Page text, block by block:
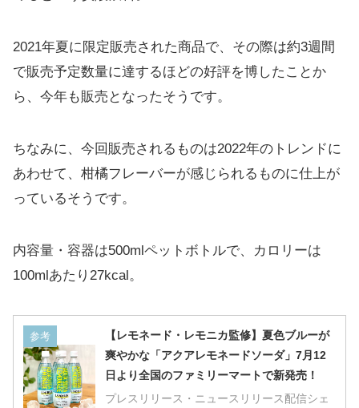
2021年夏に限定販売された商品で、その際は約3週間
で販売予定数量に達するほどの好評を博したことか
ら、今年も販売となったそうです。
ちなみに、今回販売されるものは2022年のトレンドに
あわせて、柑橘フレーバーが感じられるものに仕上が
っているそうです。
内容量・容器は500mlペットボトルで、カロリーは
100mlあたり27kcal。
参考
【レモネード・レモニカ監修】夏色ブルーが
爽やかな「アクアレモネードソーダ」7月12
日より全国のファミリーマートで新発売！
プレスリリース・ニュースリリース配信シェ